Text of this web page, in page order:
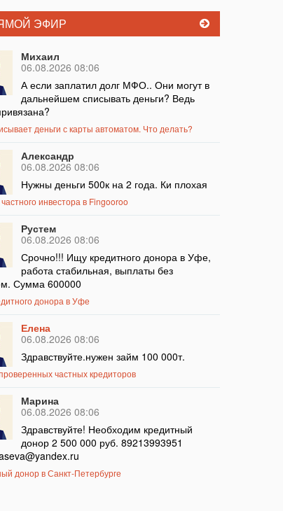
ЭФИР
Михаил
06.08.2026 08:06
А если заплатил долг МФО.. Они могут в
дальнейшем списывать деньги? Ведь
деньги с карты автоматом. Что делать?
Александр
06.08.2026 08:06
Нужны деньги 500к на 2 года. Ки плохая
инвестора в Fingooroo
Рустем
06.08.2026 08:06
Срочно!!! Ищу кредитного донора в Уфе,
работа стабильная, выплаты без
Сумма 600000
донора в Уфе
Елена
06.08.2026 08:06
Здравствуйте.нужен займ 100 000т.
частных кредиторов
Марина
06.08.2026 08:06
Здравствуйте! Необходим кредитный
донор 2 500 000 руб. 89213993951
донор в Санкт-Петербурге